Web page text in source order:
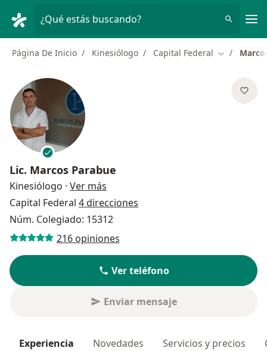
¿Qué estás buscando?
Página De Inicio Kinesiólogo Capital Federal Cambiar de
Lic. Marcos Parabue
Kinesiólogo · Ver más
Capital Federal 4 direcciones
Núm. Colegiado: 15312
216 opiniones
Ver teléfono
Enviar mensaje
Experiencia Novedades Servicios y precios